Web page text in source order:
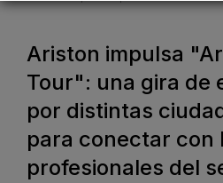
Ariston impulsa
Tour": una gira de
por distintas
para conectar con
profesionales del